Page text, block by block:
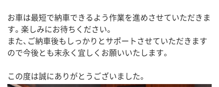
お車は最短で納車できるよう作業を進めさせていただきま
す。楽しみにお待ちください。
また、ご納車後もしっかりとサポートさせていただきます
ので今後とも末永く宜しくお願いいたします。
この度は誠にありがとうございました。